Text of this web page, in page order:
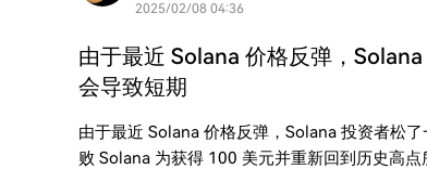
2025/02/08 04:36
由于最近 Solana 价格反弹，
会导致短期
由于最近 Solana 价格反弹，Solana 投资者松
败 Solana 为获得 100 美元并重新回到历史高点